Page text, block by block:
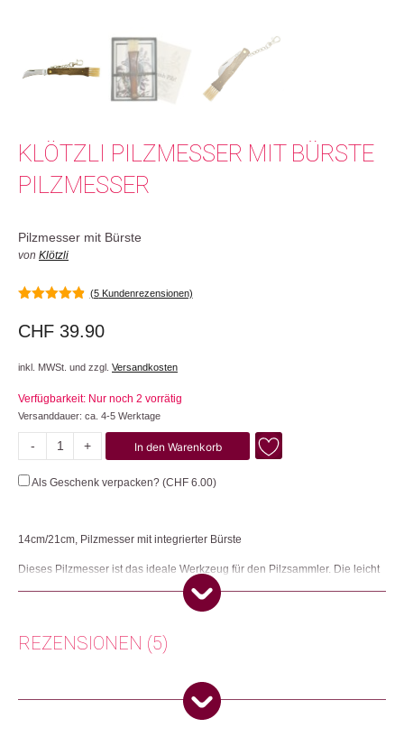
KLÖTZLI PILZMESSER MIT BÜRSTE
PILZMESSER
Pilzmesser mit Bürste
von Klötzli
(5Kundenrezensionen)
CHF 39.90
inkl. MWSt. und zzgl. Versandkosten
Verfügbarkeit: Nur noch 2 vorrätig
Versanddauer: ca. 4-5 Werktage
-
Pilzmesser
+ In den Warenkorb
Als Geschenk verpacken? (CHF 6.00)
14cm/21cm, Pilzmesser mit integrierter Bürste
Dieses Pilzmesser ist das ideale Werkzeug für den Pilzsammler. Die leicht
gekrümmte Klinge eignet sich perfekt zum Abschneiden der Pilze, der raue
Klingenrücken zum Entfernen von grobem Schmutz. Die Pilzbürste mit
Pilz zu beschädigen. Dank der Kette mit Karabinerhaken ist das Messer
immer griffbereit und gut aufgehoben, damit es nicht im Wald liegen bleibt.
REZENSIONEN (5)
(Verifizierter Käufer)